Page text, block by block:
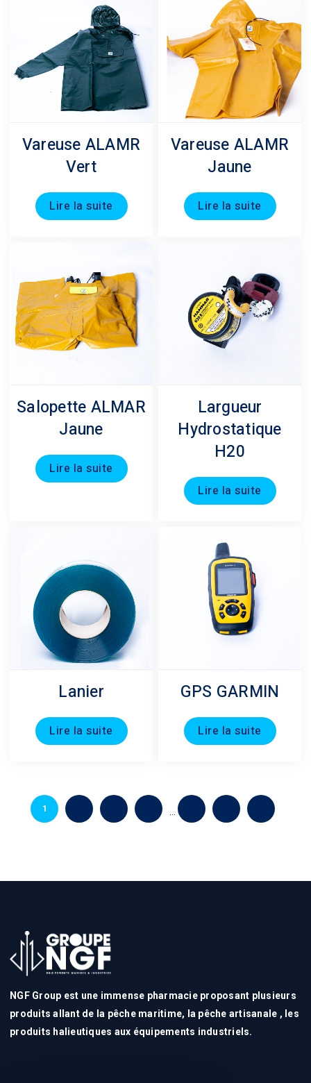
Vareuse ALAMR
Vert
Lire la suite
Vareuse ALAMR
Jaune
Lire la suite
Salopette ALMAR
Jaune
Lire la suite
Largueur
Hydrostatique
H20
Lire la suite
Lanier
Lire la suite
GPS GARMIN
Lire la suite
1
NGF Group est une immense pharmacie proposant plusieurs
produits allant de la pêche maritime, la pêche artisanale , les
produits halieutiques aux équipements industriels.